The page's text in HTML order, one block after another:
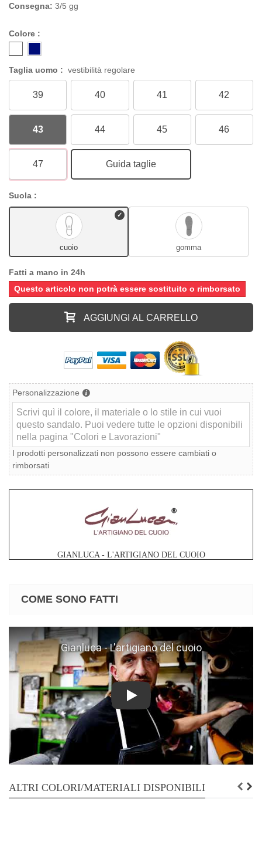
Consegna: 3/5 gg
Colore :
Taglia uomo : vestibilità regolare
39 40 41 42
43 44 45 46
47 Guida taglie
Suola :
cuoio gomma
Fatti a mano in 24h
Questo articolo non potrà essere sostituito o rimborsato
AGGIUNGI AL CARRELLO
Personalizzazione
I prodotti personalizzati non possono essere cambiati o
rimborsati
GIANLUCA - L'ARTIGIANO DEL CUOIO
COME SONO FATTI
Play
ALTRI COLORI/MATERIALI DISPONIBILI